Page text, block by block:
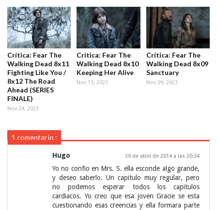
Crítica: Fear The
Walking Dead 8x11
Fighting Like You /
8x12 The Road
Ahead (SERIES
FINALE)
Nov 24, 2023
Crítica: Fear The
Walking Dead 8x10
Keeping Her Alive
Nov 15, 2023
Crítica: Fear The
Walking Dead 8x09
Sanctuary
Nov 09, 2023
1 comentario :
Hugo 30 de abril de 2014 a las 20:34
Yo no confio en Mrs. S. ella esconde algo grande,
y deseo saberlo. Un capitulo muy regular, pero
no podemos esperar todos los capitulos
cardiacos. Yo creo que esa joven Gracie se esta
cuestionando esas creencias y ella formara parte